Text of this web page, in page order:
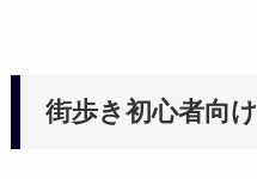
街歩き初心者向